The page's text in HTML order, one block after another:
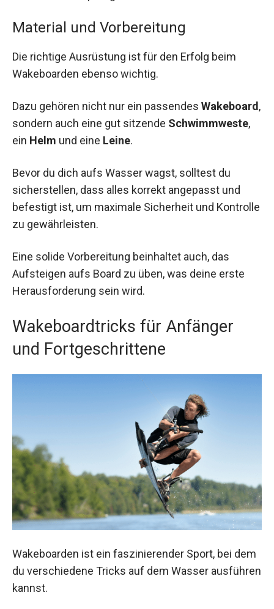
Material und Vorbereitung
Die richtige Ausrüstung ist für den Erfolg beim
Wakeboarden ebenso wichtig.
Dazu gehören nicht nur ein passendes Wakeboard ,
sondern auch eine gut sitzende Schwimmweste,
ein Helm und eine Leine.
Bevor du dich aufs Wasser wagst, solltest du
sicherstellen, dass alles korrekt angepasst und
befestigt ist, um maximale Sicherheit und Kontrolle
zu gewährleisten.
Eine solide Vorbereitung beinhaltet auch, das
Aufsteigen aufs Board zu üben, was deine erste
Herausforderung sein wird.
Wakeboardtricks für Anfänger
und Fortgeschrittene
Wakeboarden ist ein faszinierender Sport, bei dem
du verschiedene Tricks auf dem Wasser ausführen
kannst.